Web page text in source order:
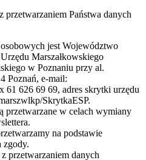
Państwa danych
jest Województwo
Marszałkowskiego
w Poznaniu przy al.
Poznań, e-mail:
61 626 69 69, adres skrytki urzędu
SkrytkaESP.
przetwarzane w celach wymiany
na podstawie
zgody.
przetwarzaniem danych